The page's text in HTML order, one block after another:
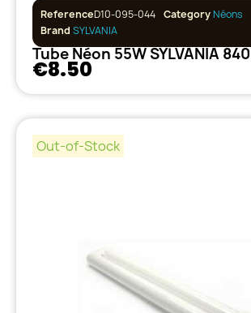
ReferenceD10-095-044 CategoryNéons
Brand SYLVANIA
Tube Néon 55W SYLVANIA 840
€8.50
Out-of-Stock